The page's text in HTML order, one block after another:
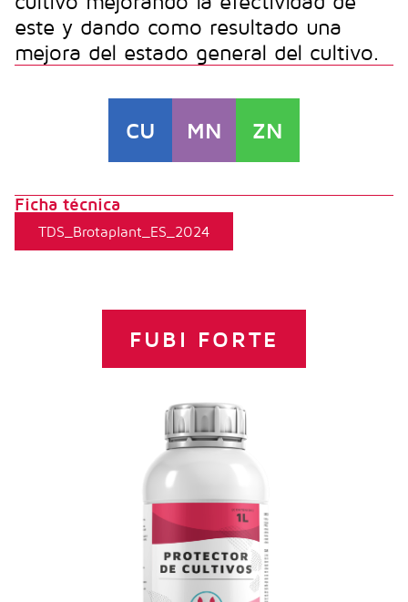
este y dando como resultado una
mejora del estado general del cultivo.
CU MN ZN
Ficha técnica
TDS_Brotaplant_ES_2024
FUBI FORTE